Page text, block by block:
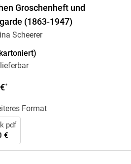
Groschenheft und
(1863-1947)
Scheerer
*
Format
pdf
€